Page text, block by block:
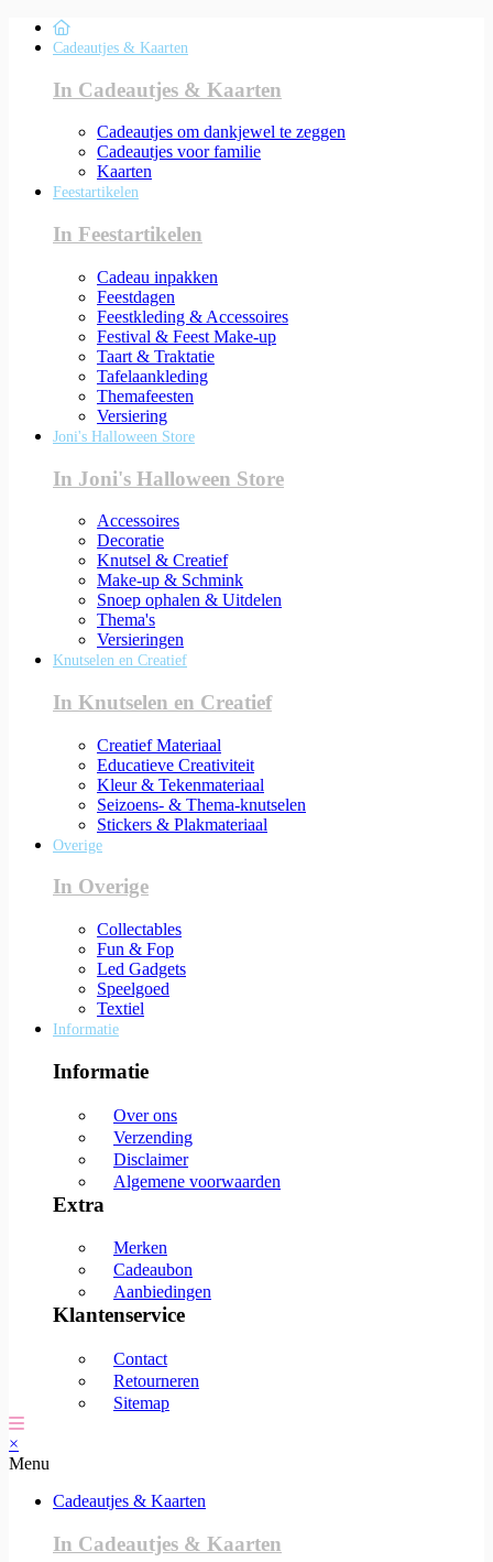
Cadeautjes & Kaarten
In Cadeautjes & Kaarten
Cadeautjes om dankjewel te zeggen
Cadeautjes voor familie
Kaarten
Feestartikelen
In Feestartikelen
Cadeau inpakken
Feestdagen
Feestkleding & Accessoires
Festival & Feest Make-up
Taart & Traktatie
Tafelaankleding
Themafeesten
Versiering
Joni's Halloween Store
In Joni's Halloween Store
Accessoires
Decoratie
Knutsel & Creatief
Make-up & Schmink
Snoep ophalen & Uitdelen
Thema's
Versieringen
Knutselen en Creatief
In Knutselen en Creatief
Creatief Materiaal
Educatieve Creativiteit
Kleur & Tekenmateriaal
Seizoens- & Thema-knutselen
Stickers & Plakmateriaal
Overige
In Overige
Collectables
Fun & Fop
Led Gadgets
Speelgoed
Textiel
Informatie
Informatie
Over ons
Verzending
Disclaimer
Algemene voorwaarden
Extra
Merken
Cadeaubon
Aanbiedingen
Klantenservice
Contact
Retourneren
Sitemap
×
Menu
Cadeautjes & Kaarten
In Cadeautjes & Kaarten